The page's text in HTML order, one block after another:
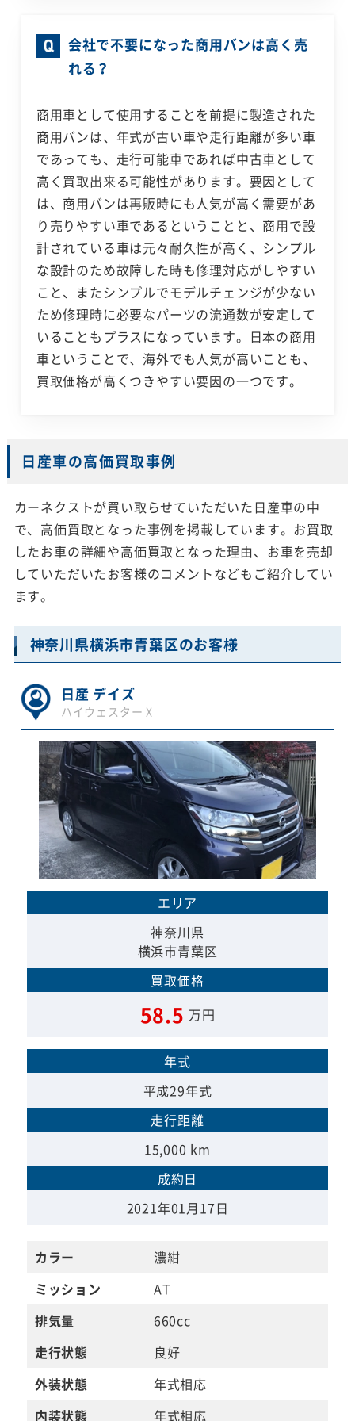
会社で不要になった商用バンは高く売
れる？
商用車として使用することを前提に製造された
商用バンは、年式が古い車や走行距離が多い車
であっても、走行可能車であれば中古車として
高く買取出来る可能性があります。要因として
は、商用バンは再販時にも人気が高く需要があ
り売りやすい車であるということと、商用で設
計されている車は元々耐久性が高く、シンプル
な設計のため故障した時も修理対応がしやすい
こと、またシンプルでモデルチェンジが少ない
ため修理時に必要なパーツの流通数が安定して
いることもプラスになっています。日本の商用
車ということで、海外でも人気が高いことも、
買取価格が高くつきやすい要因の一つです。
日産車の高価買取事例
カーネクストが買い取らせていただいた日産車の中
で、高価買取となった事例を掲載しています。お買取
したお車の詳細や高価買取となった理由、お車を売却
していただいたお客様のコメントなどもご紹介してい
ます。
神奈川県横浜市青葉区のお客様
日産 デイズ
ハイウェスター X
エリア
神奈川県
横浜市青葉区
買取価格
58.5 万円
年式
平成29年式
走行距離
15,000 km
成約日
2021年01月17日
カラー
濃紺
ミッション
AT
排気量
660cc
走行状態
良好
外装状態
年式相応
内装状態
年式相応